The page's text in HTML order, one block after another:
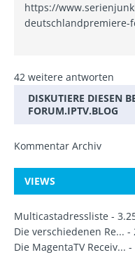
https://
deutschlandpremiere-
42 weitere antworten
DISKUTIERE DIESEN
FORUM.IPTV.BLOG
Kommentar Archiv
VIEWS
Multicastadressliste -
Die verschiedenen Re... -
Die MagentaTV Receiv... -